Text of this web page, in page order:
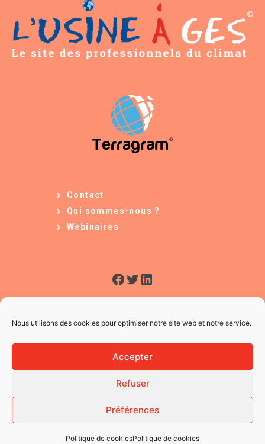
Nous utilisons des cookies pour optimiser notre site web et notre service.
Accepter
Refuser
Préférences
Politique de cookiesPolitique de cookies
Contact
Qui sommes-nous ?
Webinaires
Facebook
Twitter
LinkedIn
© 2026 L'Usine à Ges
CGV
Mentions légales